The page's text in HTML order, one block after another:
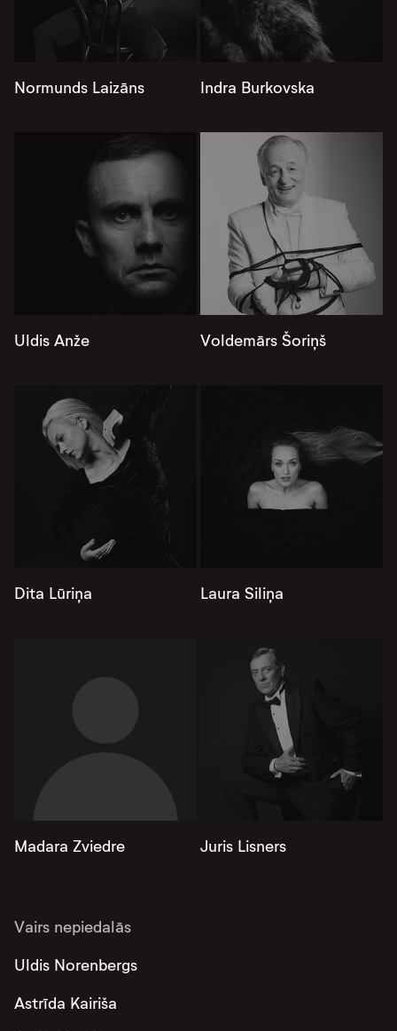
Normunds Laizāns Indra Burkovska
Uldis Anže Voldemārs Šoriņš
Dita Lūriņa Laura Siliņa
Madara Zviedre Juris Lisners
Vairs nepiedalās
Uldis Norenbergs
Astrīda Kairiša